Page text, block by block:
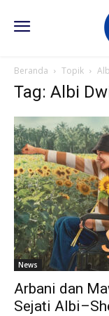
Beranda Topik
Tag: Albi
News
Arbani dan
Sejati